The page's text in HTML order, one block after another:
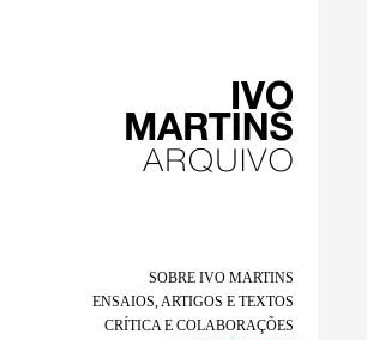
ENSAIOS, ARTIGOS E TEXTOS
SOBRE IVO MARTINS
CRÍTICA E COLABORAÇÕES